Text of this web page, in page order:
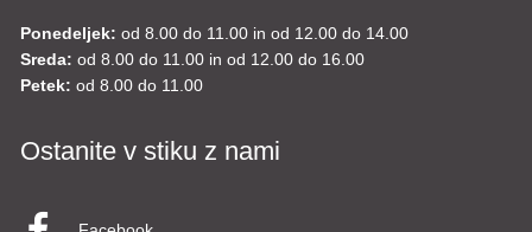
Ponedeljek: od 8.00 do 11.00 in od 12.00 do 14.00
Sreda: od 8.00 do 11.00 in od 12.00 do 16.00
Petek: od 8.00 do 11.00
Ostanite v stiku z nami